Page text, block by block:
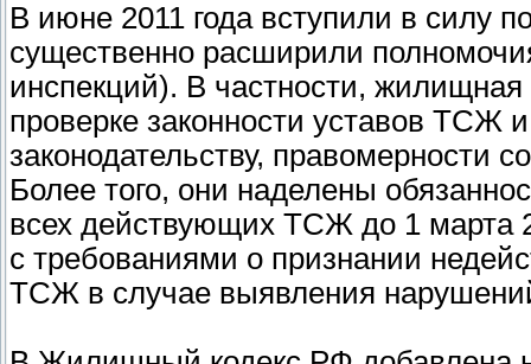
В июне 2011 года вступили в силу
существенно расширили
инспекций). В частности,
проверке законности уставов ТСЖ
законодательству, правомерности
Более того, они наделены
всех действующих ТСЖ до 1 марта
с требованиями о признании
ТСЖ в случае выявления